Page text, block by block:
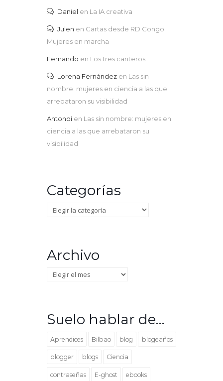
Daniel en La IA creativa
Julen en Cartas desde RD Congo:
Mujeres en marcha
Fernando en Los tres canteros
Lorena Fernández en Las sin
nombre: mujeres en ciencia a las que
arrebataron su visibilidad
Antonoi en Las sin nombre: mujeres en
ciencia a las que arrebataron su
visibilidad
Categorías
Categorías
Archivo
Archivo
Suelo hablar de…
Aprendices Bilbao blog blogeaños
blogger blogs Ciencia
contraseñas E-ghost ebooks